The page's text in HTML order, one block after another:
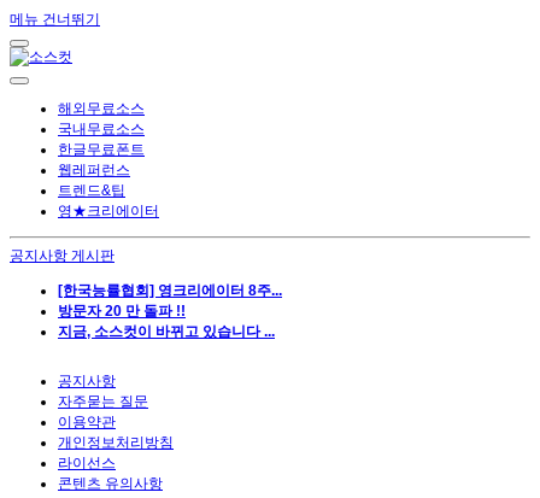
메뉴 건너뛰기
해외무료소스
국내무료소스
한글무료폰트
웹레퍼런스
트렌드&팁
영★크리에이터
공지사항 게시판
[한국능률협회] 영크리에이터 8주...
방문자 20 만 돌파 !!
지금, 소스컷이 바뀌고 있습니다 ...
공지사항
자주묻는 질문
이용약관
개인정보처리방침
라이선스
콘텐츠 유의사항